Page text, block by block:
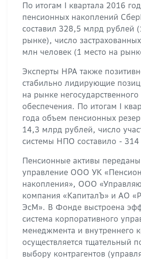
По итогам I квартала 2016
пенсионных накоплений
составил 328,5 млрд рублей
рынке), число
млн человек (1 место на
Эксперты НРА также
стабильно лидирующие
на рынке
обеспечения. По итогам I
года объем пенсионных
14,3 млрд рублей, число
системы НПО составило - 314
Пенсионные активы
управление ООО УК
накопления», ООО
компания «КапиталЪ» и АО
ЭсМ». В Фонде выстроена
система корпоративного
менеджмента и внутреннего
осуществляется тщательный
выбору контрагентов